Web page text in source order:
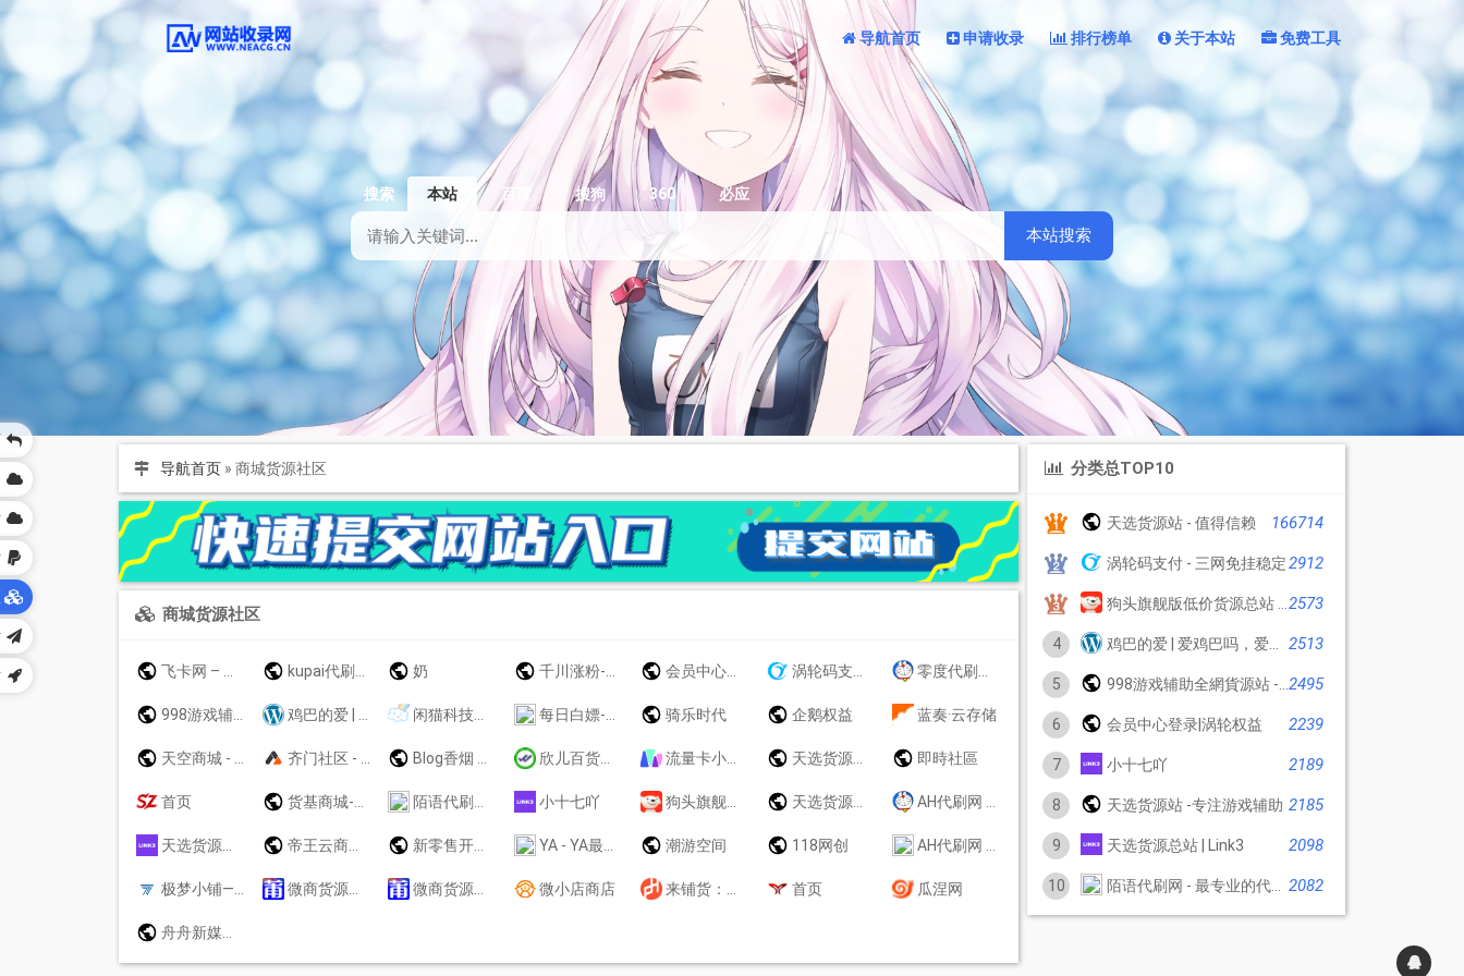
导航首页 申请收录 排行榜单 关于本站 免费工具
搜索 本站 百度 搜狗 360 必应
本站搜索
导航首页» 商城货源社区
商城货源社区
飞卡网 – 移动联通电信19元无限流量卡推荐_正规手机卡办理 kupai代刷网-专业代刷平台 奶 千川涨粉-专业抖音涨粉｜千川投流涨粉源头｜抖音有效粉 会员中心登录|涡轮权益 涡轮码支付 - 三网免挂稳定 零度代刷网 - 最专业的代刷平台,QQ代刷网,代刷网,刷名片赞,短视频系列业务,全网最便宜代刷网,全网最便宜自助商城,24小时自助下单平台
998游戏辅助全網貨源站 - 人气火爆,全网最低价卡网,游戏辅助货源站,游戏小号批发,卡网对接,低价卡盟 鸡巴的爱 | 爱鸡巴吗，爱的话，那就赶紧来吧！ 闲猫科技工作室 - 斗音任务 块手任务 小红书任务 源码 每日白嫖-记得收藏哦！ 骑乐时代 企鹅权益 蓝奏·云存储
天空商城 - 天空商城 齐门社区 - 齐门 - Powered by HYBBS Blog香烟 – My msyPress blog! 欣儿百货商城 流量卡小卖部 天选货源站 -专注游戏辅助 即時社區
首页 货基商城-太阳能车载转经轮汽车摆件，家居装饰电动转经筒摆件及手摇转经筒开发销售 陌语代刷网 - 最专业的代刷平台,QQ代刷网,代刷网,刷名片赞,短视频系列业务,全网最便宜代刷网,全网最便宜自助商城,24小时自助下单平台 小十七吖 狗头旗舰版低价货源总站 - 24小时自动发货-欢迎代理/对接/批卡/供货上架 天选货源站 - 值得信赖 AH代刷网 - 最专业的代刷平台,QQ代刷网,代刷网,刷名片赞,短视频系列业务,全网最便宜代刷网,全网最便宜自助商城,24小时自助下单平台
天选货源总站 | Link3 帝王云商城 - *商城 新零售开放平台 YA - YA最专业的代刷平台,QQ代刷网,代刷网,刷名片赞,短视频系列业务,全网最便宜代刷网,全网最便宜自助商城,24小时自助下单平台 潮游空间 118网创 AH代刷网 - 最专业的代刷平台,QQ代刷网,代刷网,刷名片赞,短视频系列业务,全网最便宜代刷网,全网最便宜自助商城,24小时自助下单平台
极梦小铺—聚卡网—全国流量卡中心 微商货源网 - 安福相册·莆田鞋厂家大全，海量一手货源 微商货源网 - 安福相册·莆田鞋厂家大全，海量一手货源 - www.z11.cn 微小店商店 来铺货：一件代发货源_开网店怎么找货源_开一元店从哪里进货 首页 瓜涅网
舟舟新媒体千川服务商
分类总TOP10
天选货源站 - 值得信赖 166714
涡轮码支付 - 三网免挂稳定2912
2573
4 2513
5 998游戏辅助全網貨源站 - 人气火爆,全网最低价卡网,游戏辅助货源站,游戏小号批发,卡网对接,低价卡盟2495
6 会员中心登录|涡轮权益 2239
7 小十七吖 2189
8 天选货源站 -专注游戏辅助 2185
9 天选货源总站 | Link3 2098
10 2082